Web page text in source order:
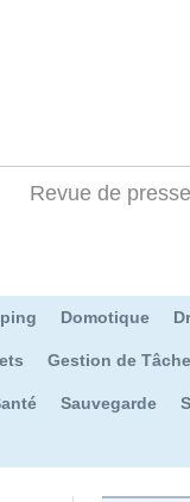
Revue de presse
Domotique
Gestion de
Sauvegarde